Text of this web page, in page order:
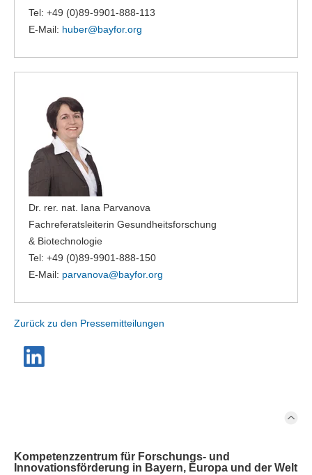
Tel: +49 (0)89-9901-888-113
E-Mail: huber@bayfor.org
Dr. rer. nat. Iana Parvanova
Fachreferatsleiterin Gesundheitsforschung
& Biotechnologie
Tel: +49 (0)89-9901-888-150
E-Mail: parvanova@bayfor.org
Zurück zu den Pressemitteilungen
Kompetenzzentrum für Forschungs- und
Innovationsförderung in Bayern, Europa und der Welt